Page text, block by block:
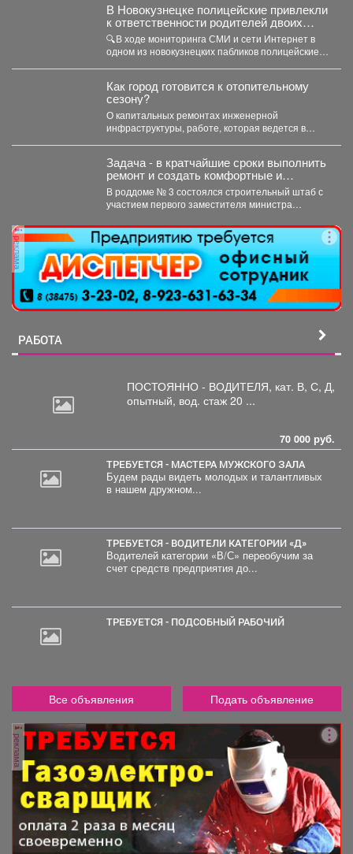
В Новокузнецке полицейские привлекли
к ответственности родителей двоих
зацеперов
🔍В ходе мониторинга СМИ и сети Интернет в
одном из новокузнецких пабликов полицейские
Как город готовится к отопительному
сезону?
О капитальных ремонтах инженерной
инфраструктуры, работе, которая ведется в
Задача - в кратчайшие сроки выполнить
ремонт и создать комфортные и
безопасные условия для будущих мам
и новорождённых.
В роддоме № 3 состоялся строительный штаб с
участием первого заместителя министра
реклама
РАБОТА
ПОСТОЯННО - ВОДИТЕЛЯ, кат. В, С, Д,
опытный, вод. стаж 20 ...
70 000 руб.
ТРЕБУЕТСЯ - МАСТЕРА МУЖСКОГО ЗАЛА
Будем рады видеть молодых и талантливых
в нашем дружном...
ТРЕБУЕТСЯ - ВОДИТЕЛИ КАТЕГОРИИ «Д»
Водителей категории «В/С» переобучим за
счет средств предприятия до...
ТРЕБУЕТСЯ - ПОДСОБНЫЙ РАБОЧИЙ
Все объявления Подать объявление
реклама